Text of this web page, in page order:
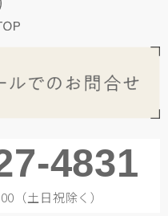
4831
（土日祝除く）